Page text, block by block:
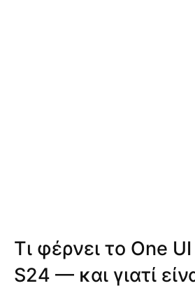
Τι φέρνει το One
S24 — και γιατί